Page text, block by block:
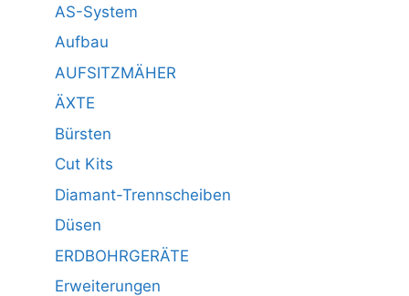
AS-System
Aufbau
AUFSITZMÄHER
ÄXTE
Bürsten
Cut Kits
Diamant-Trennscheiben
Düsen
ERDBOHRGERÄTE
Erweiterungen